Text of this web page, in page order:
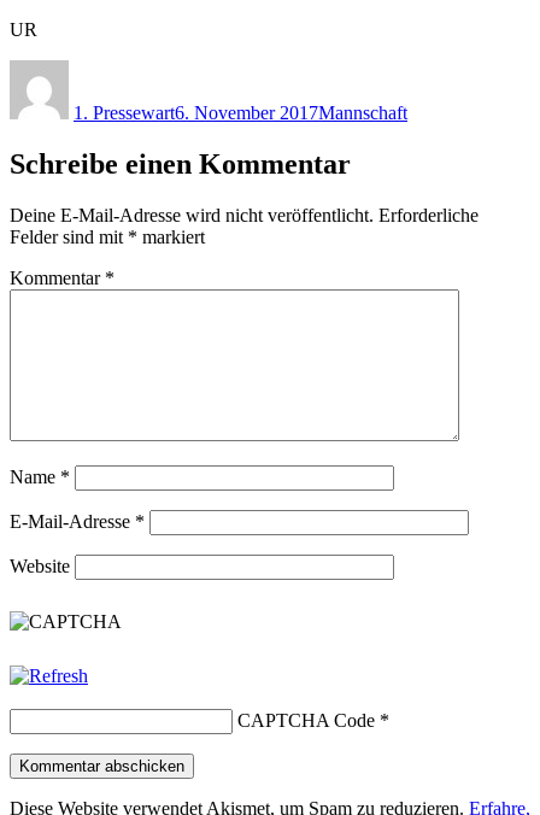
UR
1. Pressewart6. November 2017Mannschaft
Schreibe einen Kommentar
Deine E-Mail-Adresse wird nicht veröffentlicht. Erforderliche
Felder sind mit * markiert
Kommentar *
Name *
E-Mail-Adresse *
Website
CAPTCHA Code *
Diese Website verwendet Akismet, um Spam zu reduzieren. Erfahre,